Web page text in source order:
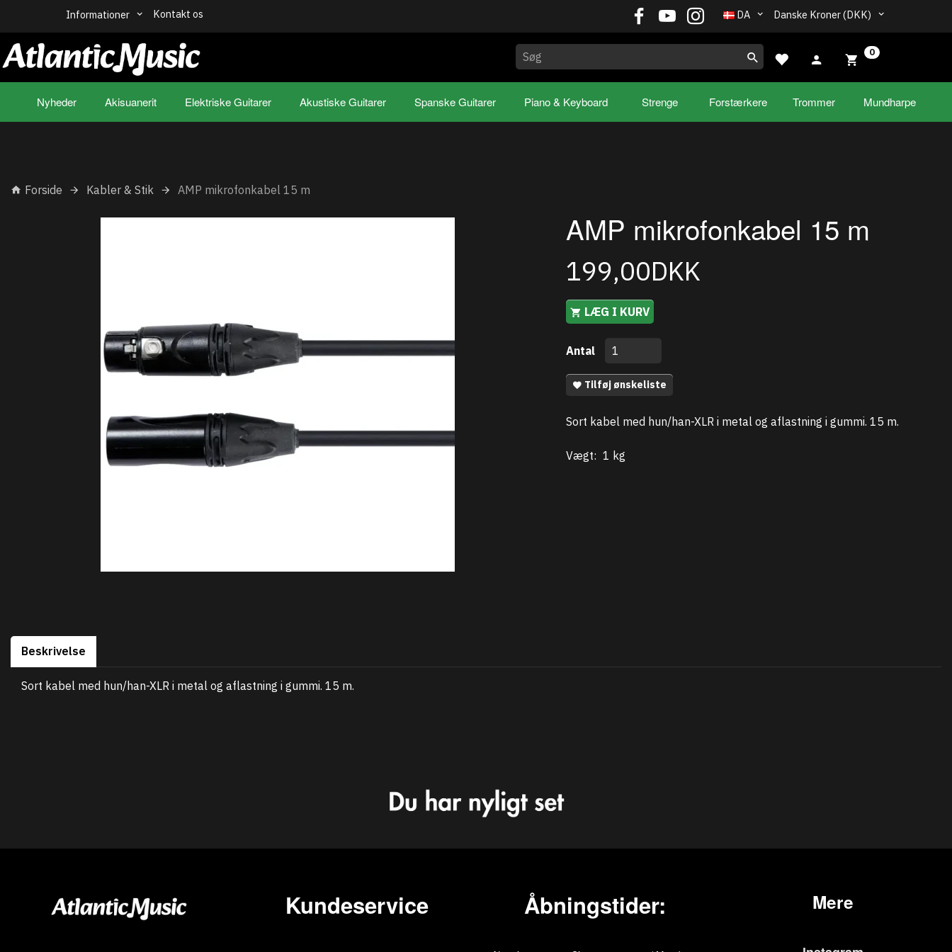
Danske Kroner (DKK)
DA
Informationer Kontakt os
0
Nyheder Akisuanerit Elektriske Guitarer Akustiske Guitarer Spanske Guitarer Piano & Keyboard Strenge Forstærkere Trommer Mundharpe
Forside Kabler & Stik AMP mikrofonkabel 15 m
AMP mikrofonkabel 15 m
199,00DKK
LÆG I KURV
Antal
Tilføj ønskeliste
Sort kabel med hun/han-XLR i metal og aflastning i gummi. 15 m.
Vægt: 1 kg
Beskrivelse
Sort kabel med hun/han-XLR i metal og aflastning i gummi. 15 m.
Kundeservice Åbningstider: Mere